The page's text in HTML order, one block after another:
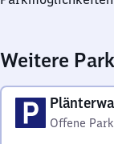
Weitere
Offene